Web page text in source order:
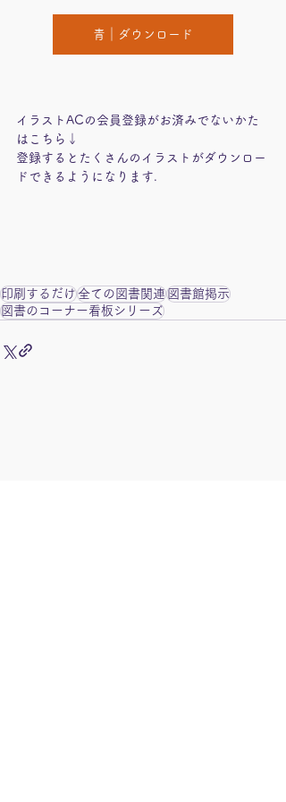
青｜ダウンロード
イラストACの会員登録がお済みでないかた
はこちら↓
登録するとたくさんのイラストがダウンロー
ドできるようになります.
印刷するだけ全ての図書関連図書館掲示
図書のコーナー看板シリーズ